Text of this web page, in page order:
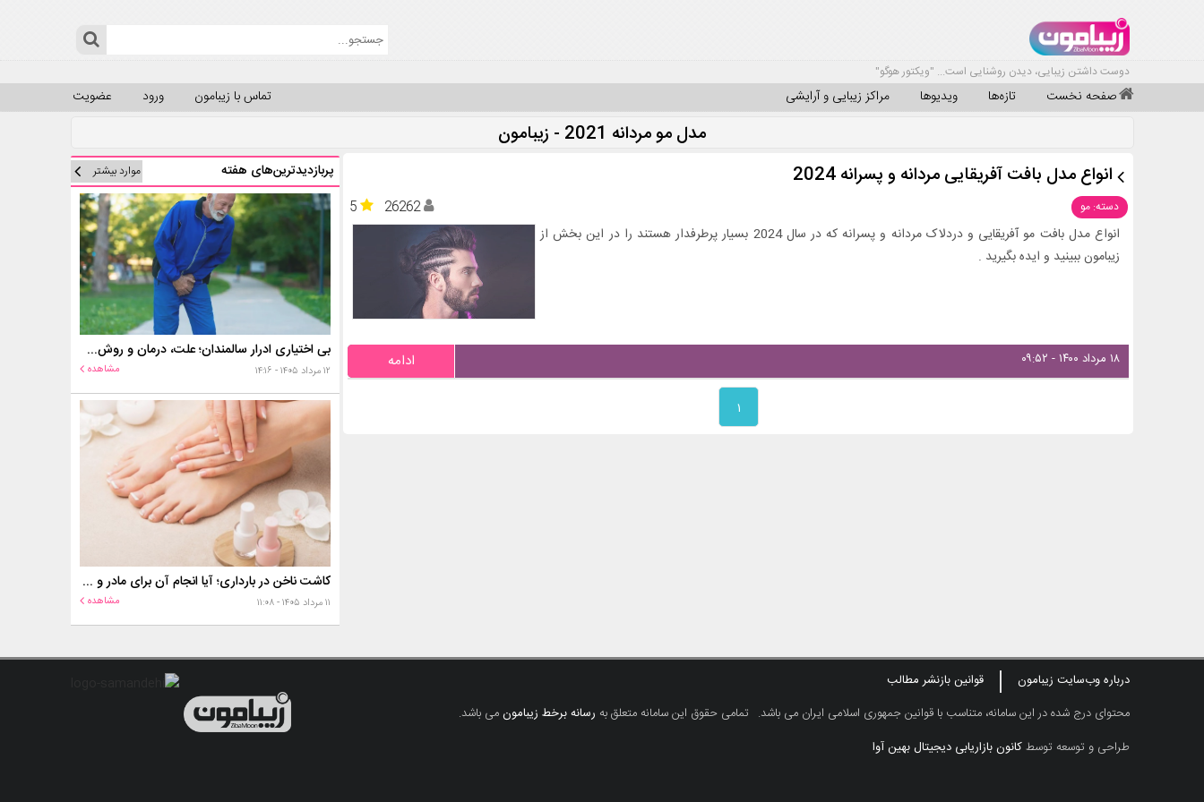
دوست داشتن زیبایی، دیدن روشنایی است... "ویکتور هوگو"
صفحه نخست تازه‌ها ویدیوها مراکز زیبایی و آرایشی عضویت ورود تماس با زیبامون
مدل مو مردانه 2021 - زیبامون
انواع مدل بافت آفریقایی مردانه و پسرانه 2024
دسته: مو 5
26262
انواع مدل بافت مو آفریقایی و دردلاک مردانه و پسرانه که در سال 2024 بسیار پرطرفدار هستند را در این بخش از
زیبامون ببینید و ایده بگیرید .
۱۸ مرداد ۱۴۰۰ - ۰۹:۵۲ ادامه
۱
پربازدیدترین‌های هفته موارد بیشتر
بی اختیاری ادرار سالمندان؛ علت، درمان و روش‌های کنترل در منزل
۱۲ مرداد ۱۴۰۵ - ۱۴:۱۶ مشاهده
کاشت ناخن در بارداری؛ آیا انجام آن برای مادر و جنین خطر دارد؟
۱۱ مرداد ۱۴۰۵ - ۱۱:۰۸ مشاهده
درباره وب‌سایت زیبامون
قوانین بازنشر مطالب
محتوای درج شده در این سامانه، متناسب با قوانین جمهوری اسلامی ایران می باشد. تمامی حقوق این سامانه متعلق به رسانه برخط زیبامونمی باشد.
طراحی و توسعه توسطکانون بازاریابی دیجیتال بهین آوا